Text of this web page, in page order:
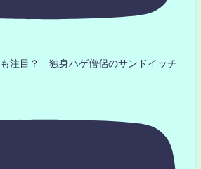
注目？ 独身ハゲ僧侶のサンドイッチ